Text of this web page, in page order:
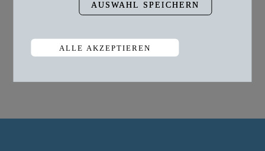
AUSWAHL SPEICHERN
ALLE AKZEPTIEREN
Zustimmung zurückziehen